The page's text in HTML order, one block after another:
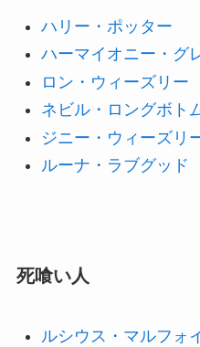
ハリー・ポッター
ハーマイオニー・グ
ロン・ウィーズリー
ネビル・ロングボト
ジニー・ウィーズリ
ルーナ・ラブグッド
死喰い人
ルシウス・マルフォ